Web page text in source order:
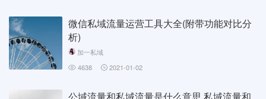
微信私域流量运营工具大全(附带功能对比分
析)
加一私域
4638
2021-01-02